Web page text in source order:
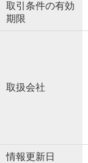
取引条件の有効
期限
取扱会社
情報更新日